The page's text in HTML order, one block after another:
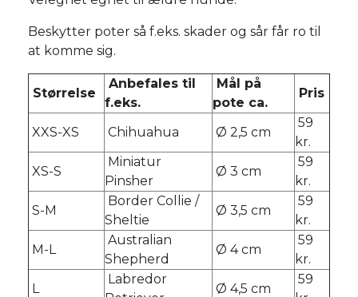
Beskytter poter så f.eks. skader og sår får ro til
at komme sig.
Størrelse
Anbefales til
f.eks.
Mål på
pote ca.
Pris
XXS-XS Chihuahua Ø 2,5 cm
59
kr.
XS-S
Miniatur
Pinsher
Ø 3 cm
59
kr.
S-M
Border Collie /
Sheltie
Ø 3,5 cm
59
kr.
M-L
Australian
Shepherd
Ø 4 cm
59
kr.
L
Labredor
Ø 4,5 cm
59